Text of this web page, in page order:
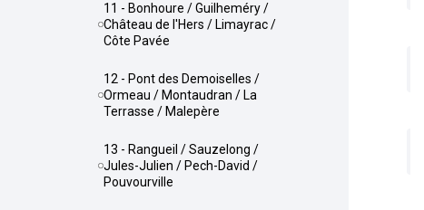
11 - Bonhoure / Guilheméry /
Château de l'Hers / Limayrac /
Côte Pavée
12 - Pont des Demoiselles /
Ormeau / Montaudran / La
Terrasse / Malepère
13 - Rangueil / Sauzelong /
Jules-Julien / Pech-David /
Pouvourville